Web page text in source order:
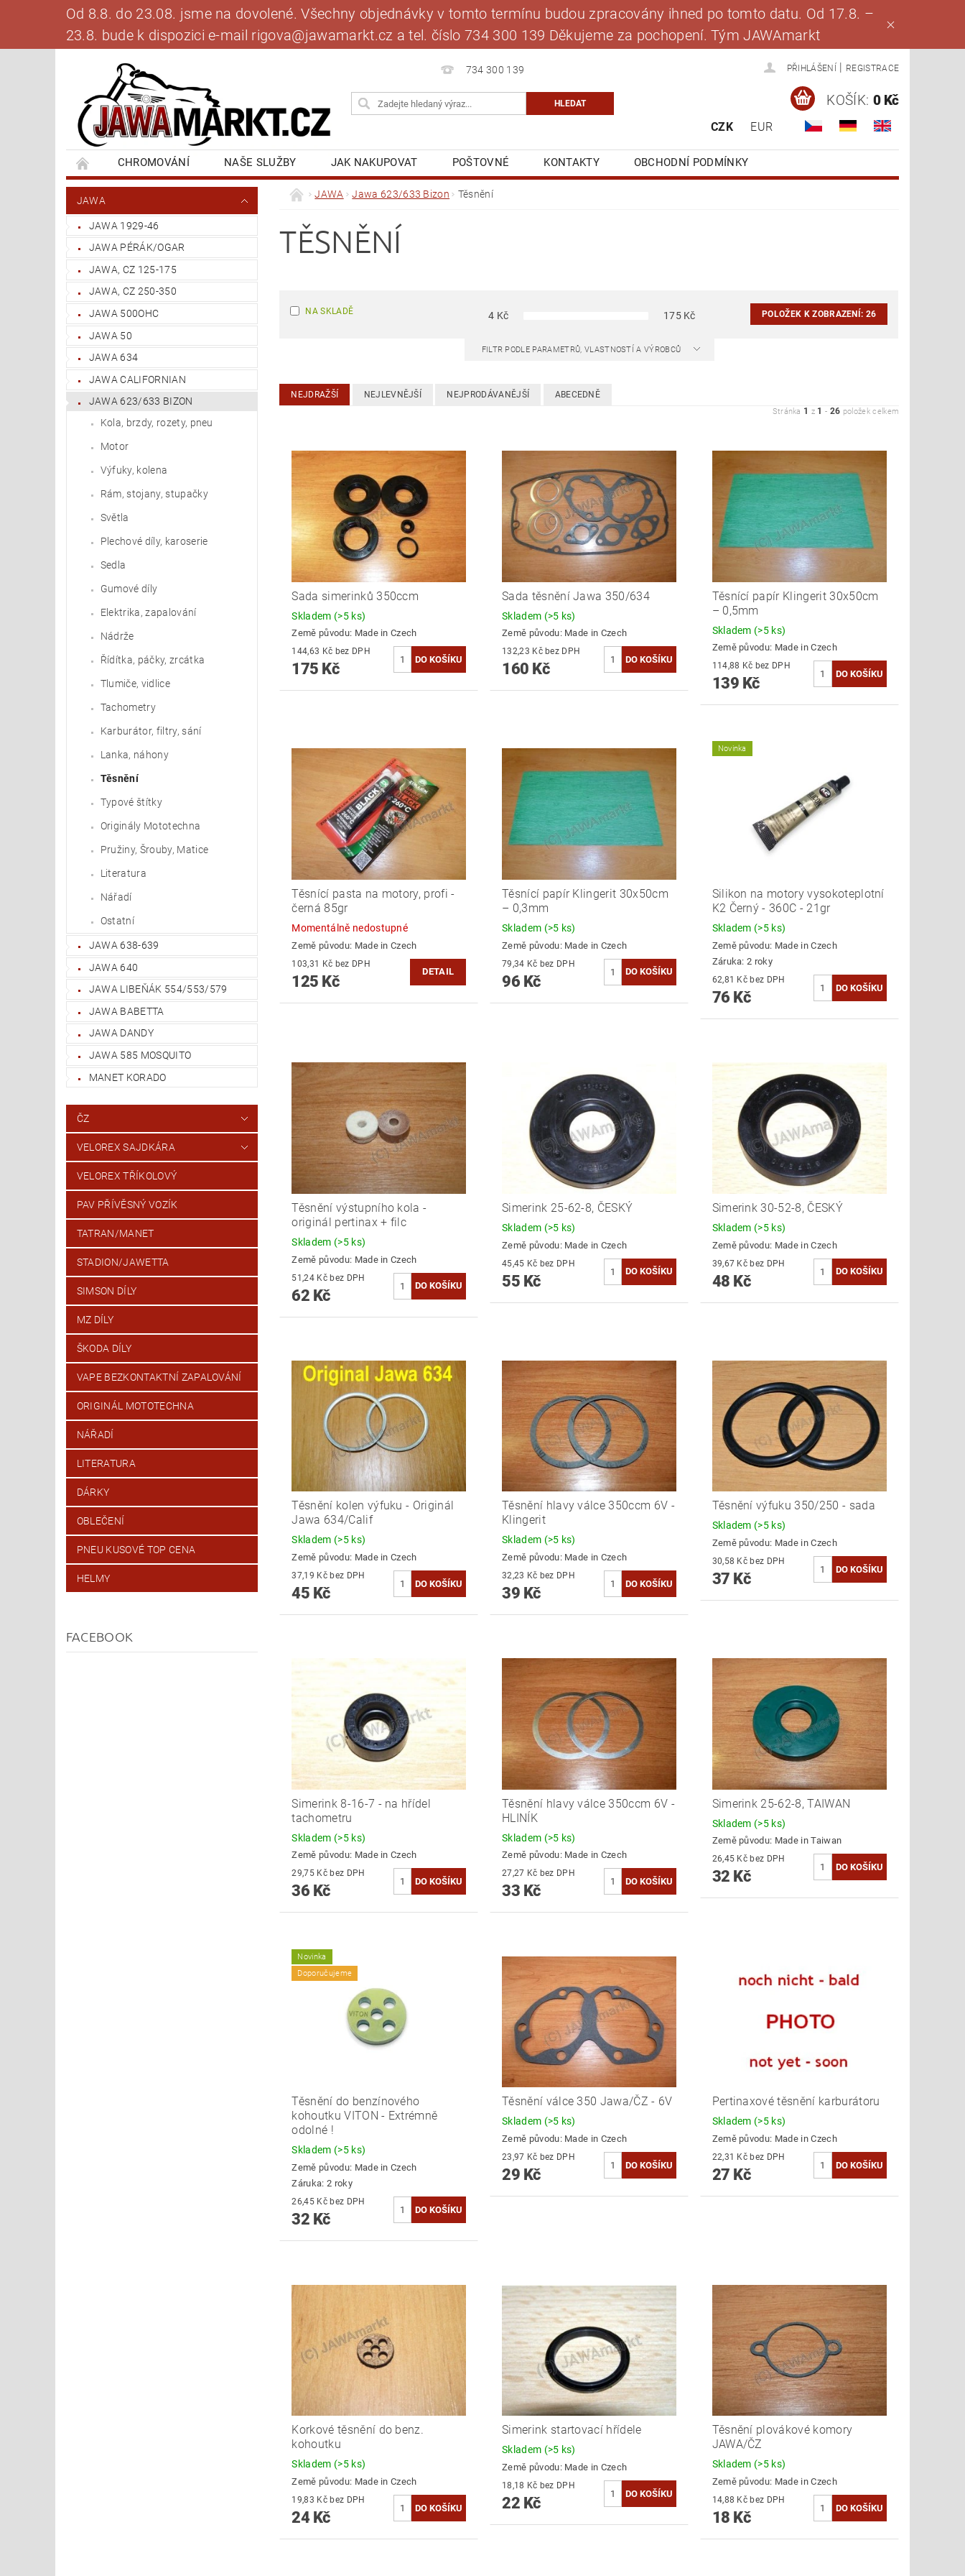
Od 8.8. do 23.08. jsme na dovolené. Všechny objednávky v tomto termínu budou zpracovány ihned po tomto datu. Od 17.8. –
23.8. bude k dispozici e-mail rigova@jawamarkt.cz a tel. číslo 734 300 139 Děkujeme za pochopení. Tým JAWAmarkt
734 300 139 PŘIHLÁŠENÍ REGISTRACE
CZK EUR
KOŠÍK: 0 Kč
CHROMOVÁNÍ NAŠE SLUŽBY JAK NAKUPOVAT POŠTOVNÉ KONTAKTY
OBCHODNÍ PODMÍNKY
BANKOVNÍ SPOJENÍ
NAPIŠTE NÁM BLOG MOJE OBJEDNÁVKA
JAWA
JAWA 1929-46
JAWA PÉRÁK/OGAR
JAWA, CZ 125-175
JAWA, CZ 250-350
JAWA 500OHC
JAWA 50
JAWA 634
JAWA CALIFORNIAN
JAWA 623/633 BIZON
Kola, brzdy, rozety, pneu
Motor
Výfuky, kolena
Rám, stojany, stupačky
Světla
Plechové díly, karoserie
Sedla
Gumové díly
Elektrika, zapalování
Nádrže
Řídítka, páčky, zrcátka
Tlumiče, vidlice
Tachometry
Karburátor, filtry, sání
Lanka, náhony
Těsnění
Typové štítky
Originály Mototechna
Pružiny, Šrouby, Matice
Literatura
Nářadí
Ostatní
JAWA 638-639
JAWA 640
JAWA LIBEŇÁK 554/553/579
JAWA BABETTA
JAWA DANDY
JAWA 585 MOSQUITO
MANET KORADO
ČZ
VELOREX SAJDKÁRA
VELOREX TŘÍKOLOVÝ
PAV PŘÍVĚSNÝ VOZÍK
TATRAN/MANET
STADION/JAWETTA
SIMSON DÍLY
MZ DÍLY
ŠKODA DÍLY
VAPE BEZKONTAKTNÍ ZAPALOVÁNÍ
ORIGINÁL MOTOTECHNA
NÁŘADÍ
LITERATURA
DÁRKY
OBLEČENÍ
PNEU KUSOVÉ TOP CENA
HELMY
FACEBOOK
JAWA Jawa 623/633 Bizon Těsnění
TĚSNĚNÍ
NA SKLADĚ 4 Kč 175Kč POLOŽEK K ZOBRAZENÍ: 26
FILTR PODLE PARAMETRŮ, VLASTNOSTÍ A VÝROBCŮ
NEJDRAŽŠÍ NEJLEVNĚJŠÍ NEJPRODÁVANĚJŠÍ ABECEDNĚ
Stránka 1 z 1 - 26 položek celkem
Sada simerinků 350ccm
Skladem (>5 ks)
Země původu: Made in Czech
144,63 Kč bez DPH
175 Kč
Sada těsnění Jawa 350/634
Skladem (>5 ks)
Země původu: Made in Czech
132,23 Kč bez DPH
160 Kč
Těsnící papír Klingerit 30x50cm
– 0,5mm
Skladem (>5 ks)
Země původu: Made in Czech
114,88 Kč bez DPH
139 Kč
Těsnící pasta na motory, profi -
černá 85gr
Momentálně nedostupné
Země původu: Made in Czech
103,31 Kč bez DPH
125 Kč
DETAIL
Těsnící papír Klingerit 30x50cm
– 0,3mm
Skladem (>5 ks)
Země původu: Made in Czech
79,34 Kč bez DPH
96 Kč
Novinka
Silikon na motory vysokoteplotní
K2 Černý - 360C - 21gr
Skladem (>5 ks)
Země původu: Made in Czech
Záruka: 2 roky
62,81 Kč bez DPH
76 Kč
Těsnění výstupního kola -
originál pertinax + filc
Skladem (>5 ks)
Země původu: Made in Czech
51,24 Kč bez DPH
62 Kč
Simerink 25-62-8, ČESKÝ
Skladem (>5 ks)
Země původu: Made in Czech
45,45 Kč bez DPH
55 Kč
Simerink 30-52-8, ČESKÝ
Skladem (>5 ks)
Země původu: Made in Czech
39,67 Kč bez DPH
48 Kč
Těsnění kolen výfuku - Originál
Jawa 634/Calif
Skladem (>5 ks)
Země původu: Made in Czech
37,19 Kč bez DPH
45 Kč
Těsnění hlavy válce 350ccm 6V -
Klingerit
Skladem (>5 ks)
Země původu: Made in Czech
32,23 Kč bez DPH
39 Kč
Těsnění výfuku 350/250 - sada
Skladem (>5 ks)
Země původu: Made in Czech
30,58 Kč bez DPH
37 Kč
Simerink 8-16-7 - na hřídel
tachometru
Skladem (>5 ks)
Země původu: Made in Czech
29,75 Kč bez DPH
36 Kč
Těsnění hlavy válce 350ccm 6V -
HLINÍK
Skladem (>5 ks)
Země původu: Made in Czech
27,27 Kč bez DPH
33 Kč
Simerink 25-62-8, TAIWAN
Skladem (>5 ks)
Země původu: Made in Taiwan
26,45 Kč bez DPH
32 Kč
Novinka
Doporučujeme
Těsnění do benzínového
kohoutku VITON - Extrémně
odolné !
Skladem (>5 ks)
Země původu: Made in Czech
Záruka: 2 roky
26,45 Kč bez DPH
32 Kč
Těsnění válce 350 Jawa/ČZ - 6V
Skladem (>5 ks)
Země původu: Made in Czech
23,97 Kč bez DPH
29 Kč
Pertinaxové těsnění karburátoru
Skladem (>5 ks)
Země původu: Made in Czech
22,31 Kč bez DPH
27 Kč
Korkové těsnění do benz.
kohoutku
Skladem (>5 ks)
Země původu: Made in Czech
19,83 Kč bez DPH
24 Kč
Simerink startovací hřídele
Skladem (>5 ks)
Země původu: Made in Czech
18,18 Kč bez DPH
22 Kč
Těsnění plovákové komory
JAWA/ČZ
Skladem (>5 ks)
Země původu: Made in Czech
14,88 Kč bez DPH
18 Kč